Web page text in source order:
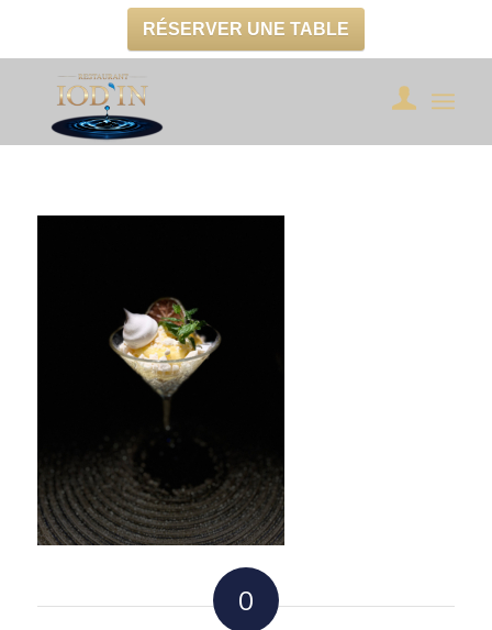
RÉSERVER UNE TABLE
0